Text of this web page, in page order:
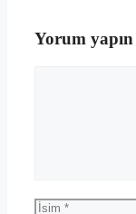
Yorum yapın
İsim